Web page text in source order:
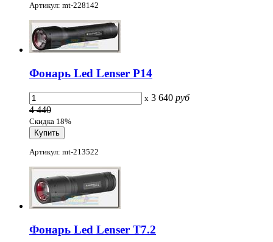
Артикул: mt-228142
Фонарь Led Lenser P14
x 3 640 руб
4 440
Скидка 18%
Артикул: mt-213522
Фонарь Led Lenser T7.2